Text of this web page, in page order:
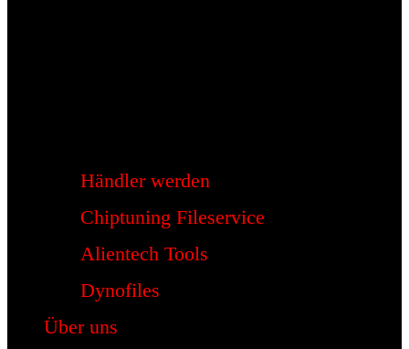
Händler werden
Chiptuning Fileservice
Alientech Tools
Dynofiles
Über uns